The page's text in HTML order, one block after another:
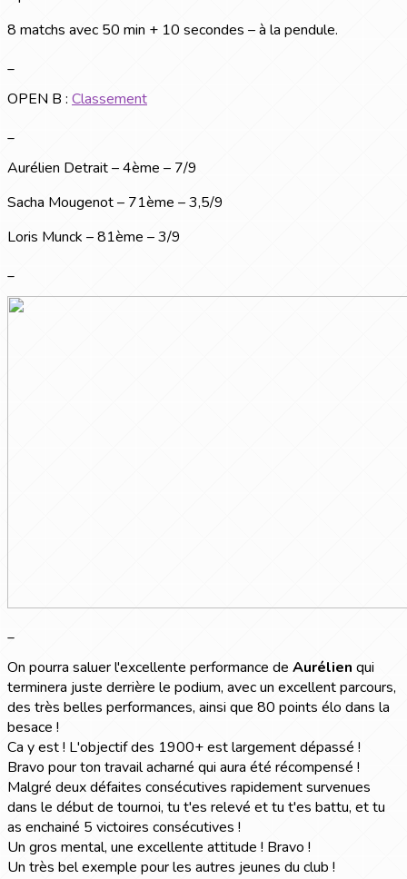
8 matchs avec 50 min + 10 secondes – à la pendule.
_
OPEN B : Classement
_
Aurélien Detrait – 4ème – 7/9
Sacha Mougenot – 71ème – 3,5/9
Loris Munck – 81ème – 3/9
_
_
On pourra saluer l'excellente performance de Aurélien qui
terminera juste derrière le podium, avec un excellent parcours,
des très belles performances, ainsi que 80 points élo dans la
besace !
Ca y est ! L'objectif des 1900+ est largement dépassé !
Bravo pour ton travail acharné qui aura été récompensé !
Malgré deux défaites consécutives rapidement survenues
dans le début de tournoi, tu t'es relevé et tu t'es battu, et tu
as enchainé 5 victoires consécutives !
Un gros mental, une excellente attitude ! Bravo !
Un très bel exemple pour les autres jeunes du club !